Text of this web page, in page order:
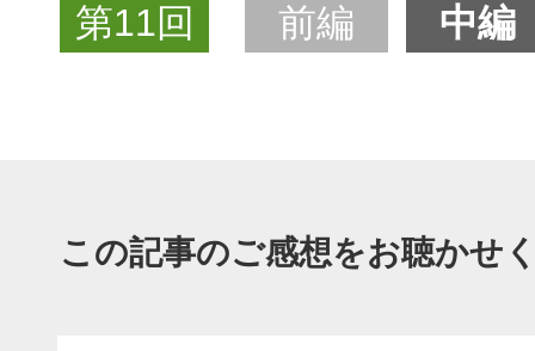
第11回
前編
中編
この記事のご感想をお聴かせ